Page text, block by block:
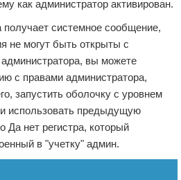
как администратор активирован.
получает системное сообщение,
не могут быть открыты с
вы можете
с правами администратора,
запустить оболочку с уровнем
использовать предыдущую
Да нет регистра, который
в "учетку" админ.